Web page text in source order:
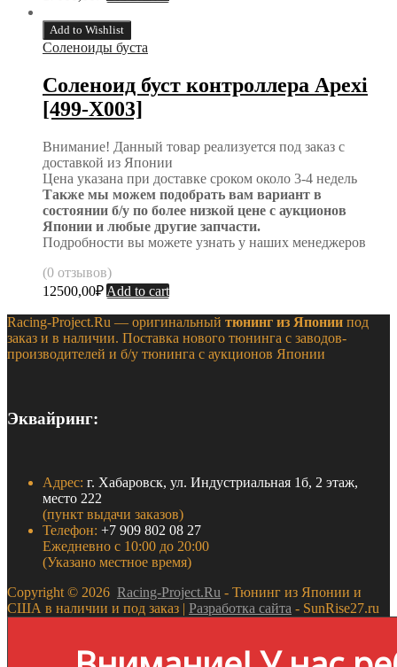
Add to Wishlist
Соленоиды буста
Соленоид буст контроллера Apexi
[499-X003]
Внимание! Данный товар реализуется под заказ с
доставкой из Японии
Цена указана при доставке сроком около 3-4 недель
Также мы можем подобрать вам вариант в
состоянии б/у по более низкой цене с аукционов
Японии и любые другие запчасти.
Подробности вы можете узнать у наших менеджеров
(0 отзывов)
12500,00₽ Add to cart
Racing-Project.Ru — оригинальный тюнинг из Японии под
заказ и в наличии. Поставка нового тюнинга с заводов-
производителей и б/у тюнинга с аукционов Японии
Эквайринг:
Адрес: г. Хабаровск, ул. Индустриальная 1б, 2 этаж,
место 222
(пункт выдачи заказов)
Телефон: +7 909 802 08 27
Ежедневно с 10:00 до 20:00
(Указано местное время)
Copyright © 2026 Racing-Project.Ru - Тюнинг из Японии и
США в наличии и под заказ | Разработка сайта - SunRise27.ru